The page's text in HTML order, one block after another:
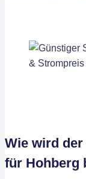
Wie wird
für Hohberg